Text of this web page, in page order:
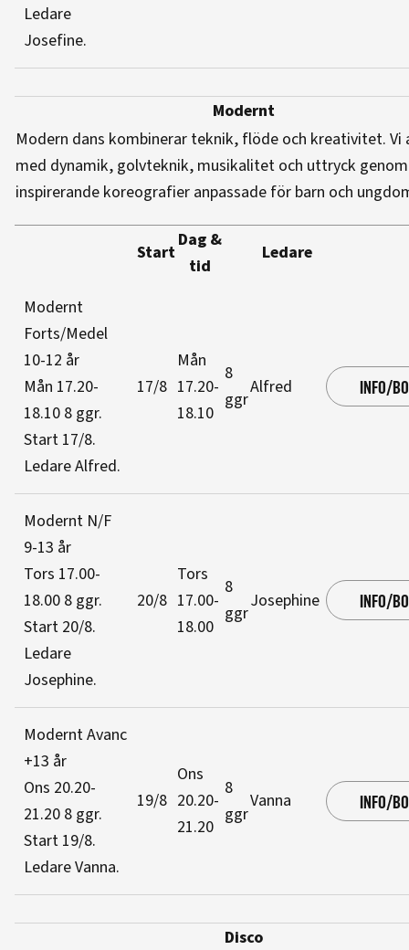
Ledare
Josefine.
Modernt
Modern dans kombinerar teknik, flöde och kreativitet. Vi
med dynamik, golvteknik, musikalitet och uttryck genom
inspirerande koreografier anpassade för barn och
Start
Dag &
tid
Ledare
Modernt
Forts/Medel
10-12 år
Mån 17.20-
18.10 8 ggr.
Start 17/8.
Ledare Alfred.
17/8
Mån
17.20-
18.10
8
ggr
Alfred INFO/
Modernt N/F
9-13 år
Tors 17.00-
18.00 8 ggr.
Start 20/8.
Ledare
Josephine.
20/8
Tors
17.00-
18.00
8
ggr
Josephine INFO/
Modernt Avanc
+13 år
Ons 20.20-
21.20 8 ggr.
Start 19/8.
Ledare Vanna.
19/8
Ons
20.20-
21.20
8
ggr
Vanna INFO/
Disco